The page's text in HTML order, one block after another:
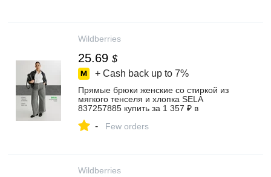
Wildberries
25.69 $
+ Cash back up to 7%
Прямые брюки женские со стиркой из
мягкого тенселя и хлопка SELA
837257885 купить за 1 357 ₽ в
- Few orders
Wildberries